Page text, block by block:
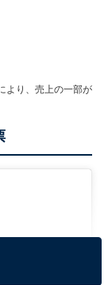
より、売上の一部が